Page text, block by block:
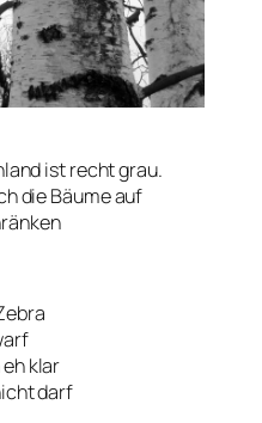
ist recht grau.
die Bäume auf
klar
darf